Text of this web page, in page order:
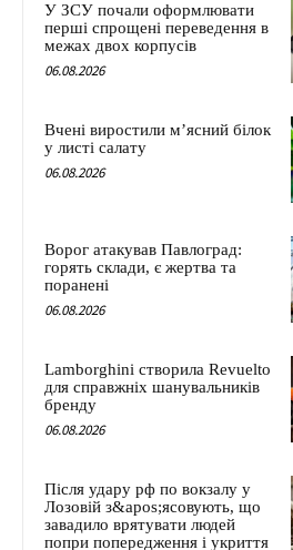
У ЗСУ почали оформлювати
перші спрощені переведення в
межах двох корпусів
06.08.2026
Вчені виростили м’ясний білок
у листі салату
06.08.2026
Ворог атакував Павлоград:
горять склади, є жертва та
поранені
06.08.2026
Lamborghini створила Revuelto
для справжніх шанувальників
бренду
06.08.2026
Після удару рф по вокзалу у
Лозовій з&apos;ясовують, що
завадило врятувати людей
попри попередження і укриття